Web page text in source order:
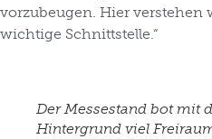
vorzubeugen. Hier verstehen
wichtige Schnittstelle.“
Der Messestand bot mit
Hintergrund viel